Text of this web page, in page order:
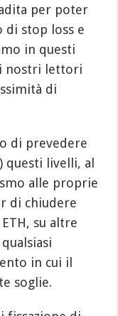
per poter
di stop loss e
in questi
nostri lettori
di
di prevedere
livelli, al
alle proprie
di chiudere
su altre
in cui il
soglie.